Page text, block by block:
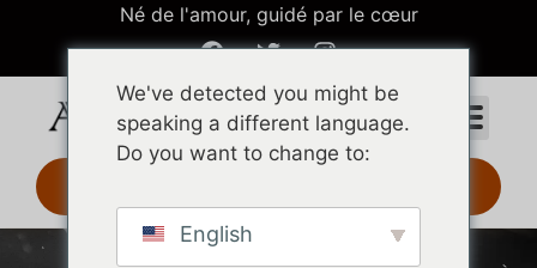
Né de l'amour, guidé par le cœur
We've detected you might be
speaking a different language.
Do you want to change to:
English